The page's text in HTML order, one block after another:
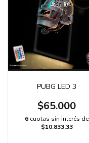
PUBG LED 3
$65.000
6 cuotas sin interés de
$10.833,33